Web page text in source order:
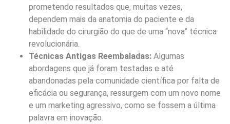
prometendo resultados que, muitas vezes,
dependem mais da anatomia do paciente e da
habilidade do cirurgião do que de uma “nova” técnica
revolucionária.
Técnicas Antigas Reembaladas: Algumas
abordagens que já foram testadas e até
abandonadas pela comunidade científica por falta de
eficácia ou segurança, ressurgem com um novo nome
e um marketing agressivo, como se fossem a última
palavra em inovação.